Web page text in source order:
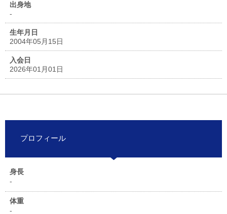
出身地
-
生年月日
2004年05月15日
入会日
2026年01月01日
プロフィール
身長
-
体重
-